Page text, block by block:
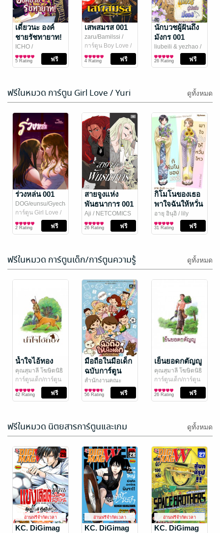
Arifureta อาชีพ
กระจอกแล้ว
ทำไม ยังไงข้าก็
เทพ 2 (Chapter
1)
Ryo Shirakome
First Page Pro.
ไลท์โนเวล
76 Rating
แผนการค้าขาย
สุดชิลของคุณ
แม่ค้าหน้าดัน
เจี้ยน
Mr.American/ Palo
Publishing (พะโล้
สำนักพิมพ์)
ไลท์โนเวล
เดี๋ยวนะ องค์
ชายรัชทายาท!
001
ICHO /
NETCOMICS
การ์ตูน Boy Love /
Yaoi
5 Rating
เสพสมรส 001
zaru/Bamilssi /
NETCOMICS
การ์ตูน Boy Love /
Yaoi
4 Rating
นักบวชผู้ฝันถึง
มังกร 001
liubeili & yezhao /
NETCOMICS
การ์ตูน Boy Love /
Yaoi
26 Rating
มันมักจะมีตัว
ร้ายที่หลงผิดคิด
ไปมีเรื่องกับ
พระเอก
[การ์ตูน]
Kujo_Jaeng/
emito
การ์ตูน Boy Love /
Yaoi
กัดคุณเสือ 001
Mindal Park/
NETCOMICS
การ์ตูน Boy Love /
Yaoi
1 Rating
ฟรีในหมวด การ์ตูน Girl Love / Yuri ดูทั้งหมด
ร่วงหล่น 001
DOG/eunsu/Gyechasooyeol
/ NETCOMICS
การ์ตูน Girl Love /
Yuri
2 Rating
สายจูงแห่ง
พันธนาการ 001
Aji / NETCOMICS
การ์ตูน Girl Love /
Yuri
26 Rating
กิโมโนของเธอ
พาใจฉันให้หวั่น
ไหว (รายตอน)
ตอนที่: 1
อายุ อินุอิ / lily
house.
การ์ตูน Girl Love /
Yuri
31 Rating
กิโมโนของเธอ
ไหว (รายตอน)
ตอนที่: 3
อายุ อินุอิ/ lily
house.
การ์ตูน Girl Love /
Yuri
12 Rating
กิโมโนของเธอ
พาใจฉันให้หวั่น
ไหว (รายตอน)
ตอนที่: 2
อายุ อินุอิ/ lily
house.
การ์ตูน Girl Love /
Yuri
18 Rating
ฟรีในหมวด การ์ตูนเด็ก/การ์ตูนความรู้ ดูทั้งหมด
น้ำใจไอ้ทอง
คุณสุมาลี โฆษิตนิธิ
กุล / กรมการศาสนา
/ Meb's Pick
การ์ตูนเด็ก/การ์ตูน
ความรู้
42 Rating
มือถือในมือเด็ก
ฉบับการ์ตูน
สำนักงานคณะ
กรรมการกิจการ
กระจายเสียง กิจการ
ชาติ/ Meb's Pick
การ์ตูนเด็ก/การ์ตูน
ความรู้
56 Rating
เย็นยอดกตัญญู
คุณสุมาลี โฆษิตนิธิ
กุล / กรมการศาสนา
/ Meb's Pick
การ์ตูนเด็ก/การ์ตูน
ความรู้
26 Rating
ตามล่าหาแหล่ง
พลังงานหมุน
เวียนฯ
นิค ขายหัวเราะ
ฤาษีกับลิง ตอน
ลิงชิงตำแหน่ง
กรมวิชาการ
ฟรีในหมวด นิตยสารการ์ตูนและเกม ดูทั้งหมด
อ่านฟรีจำกัดเวลา
KC. DiGimag
อ่านฟรีจำกัดเวลา
KC. DiGimag
อ่านฟรีจำกัดเวลา
KC. DiGimag